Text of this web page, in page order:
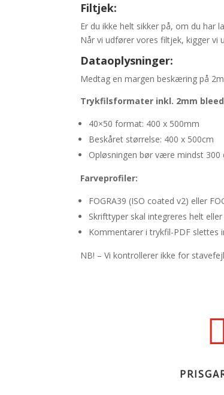
Filtjek:
Er du ikke helt sikker på, om du har
Når vi udfører vores filtjek, kigger vi
Dataoplysninger:
Medtag en margen beskæring på
Trykfilsformater inkl. 2mm
40×50 format: 400 x 500mm
Beskåret størrelse: 400 x 500cm
Opløsningen bør være mindst 300
Farveprofiler:
FOGRA39 (ISO coated v2) eller
Skrifttyper skal integreres helt
Kommentarer i trykfil-PDF slettes
NB! – Vi kontrollerer ikke for